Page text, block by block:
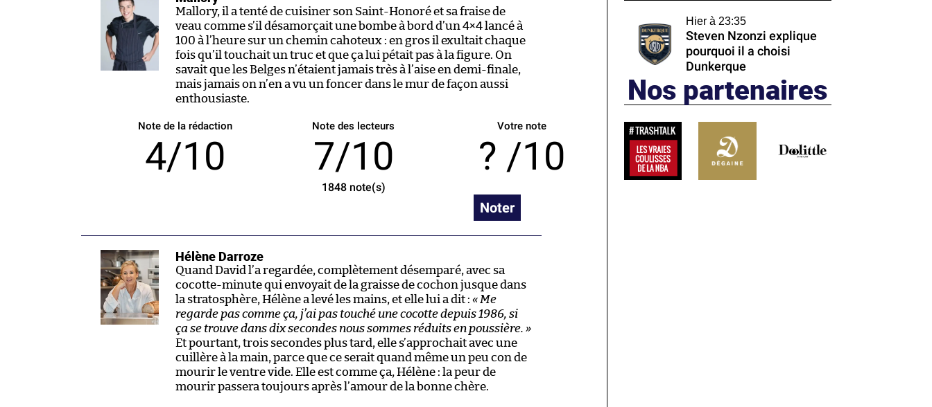
Mallory, il a tenté de cuisiner son Saint-Honoré et sa fraise de
veau comme s’il désamorçait une bombe à bord d’un 4×4 lancé à
100 à l’heure sur un chemin cahoteux : en gros il exultait chaque
fois qu’il touchait un truc et que ça lui pétait pas à la figure. On
savait que les Belges n’étaient jamais très à l’aise en demi-finale,
mais jamais on n’en a vu un foncer dans le mur de façon aussi
enthousiaste.
Note de la rédaction
4/10
Note des lecteurs
7/10
1848note(s)
Votre note
/10
Noter
Hélène Darroze
Quand David l’a regardée, complètement désemparé, avec sa
cocotte-minute qui envoyait de la graisse de cochon jusque dans
la stratosphère, Hélène a levé les mains, et elle lui a dit : « Me
regarde pas comme ça, j’ai pas touché une cocotte depuis 1986, si
ça se trouve dans dix secondes nous sommes réduits en poussière. »
Et pourtant, trois secondes plus tard, elle s’approchait avec une
cuillère à la main, parce que ce serait quand même un peu con de
mourir le ventre vide. Elle est comme ça, Hélène : la peur de
mourir passera toujours après l’amour de la bonne chère.
Hier à 23:35
Steven Nzonzi explique
pourquoi il a choisi
Dunkerque
Nos partenaires